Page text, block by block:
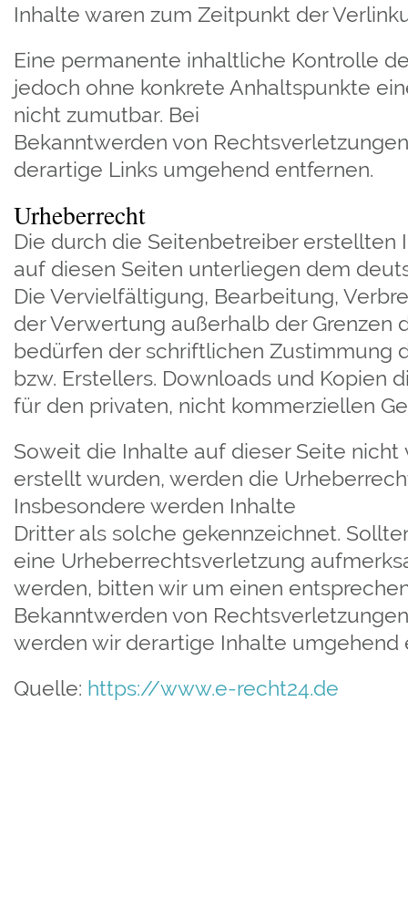
Inhalte waren zum Zeitpunkt der
Eine permanente inhaltliche Kontrolle
jedoch ohne konkrete Anhaltspunkte
nicht zumutbar. Bei
Bekanntwerden von
derartige Links umgehend entfernen.
Urheberrecht
Die durch die Seitenbetreiber erstellten
auf diesen Seiten unterliegen dem
Die Vervielfältigung, Bearbeitung,
der Verwertung außerhalb der Grenzen
bedürfen der schriftlichen Zustimmung
bzw. Erstellers. Downloads und Kopien
für den privaten, nicht kommerziellen
Soweit die Inhalte auf dieser Seite nicht
erstellt wurden, werden die
Insbesondere werden Inhalte
Dritter als solche gekennzeichnet.
eine Urheberrechtsverletzung
werden, bitten wir um einen
Bekanntwerden von Rechtsverletzungen
werden wir derartige Inhalte umgehend
Quelle: https://www.e-recht24.de